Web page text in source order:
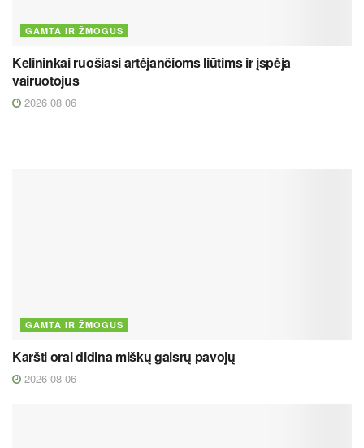
GAMTA IR ŽMOGUS
Kelininkai ruošiasi artėjančioms liūtims ir įspėja
vairuotojus
2026 08 06
GAMTA IR ŽMOGUS
Karšti orai didina miškų gaisrų pavojų
2026 08 06